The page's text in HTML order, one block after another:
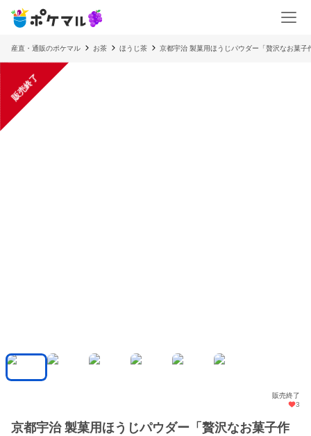
産直・通販のポケマル お茶 ほうじ茶 京都宇治 製菓用ほうじパウダー「贅沢なお菓子
販売終了
販売終了
3
京都宇治 製菓用ほうじパウダー「贅沢なお菓子作